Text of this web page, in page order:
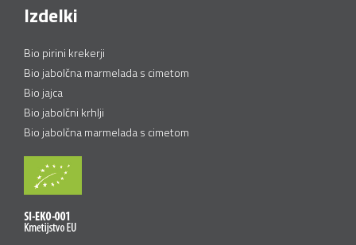
Izdelki
Bio pirini krekerji
Bio jabolčna marmelada s cimetom
Bio jajca
Bio jabolčni krhlji
Bio jabolčna marmelada s cimetom